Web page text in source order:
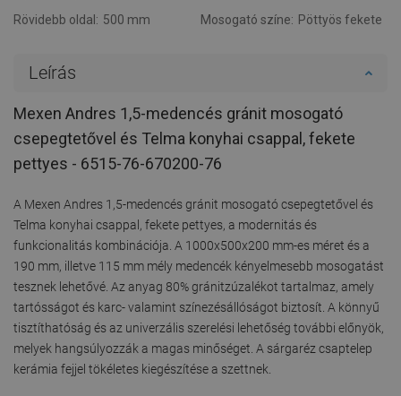
Rövidebb oldal: 500 mm Mosogató színe: Pöttyös fekete
Leírás
Mexen Andres 1,5-medencés gránit mosogató
csepegtetővel és Telma konyhai csappal, fekete
pettyes - 6515-76-670200-76
A Mexen Andres 1,5-medencés gránit mosogató csepegtetővel és
Telma konyhai csappal, fekete pettyes, a modernitás és
funkcionalitás kombinációja. A 1000x500x200 mm-es méret és a
190 mm, illetve 115 mm mély medencék kényelmesebb mosogatást
tesznek lehetővé. Az anyag 80% gránitzúzalékot tartalmaz, amely
tartósságot és karc- valamint színezésállóságot biztosít. A könnyű
tisztíthatóság és az univerzális szerelési lehetőség további előnyök,
melyek hangsúlyozzák a magas minőséget. A sárgaréz csaptelep
kerámia fejjel tökéletes kiegészítése a szettnek.